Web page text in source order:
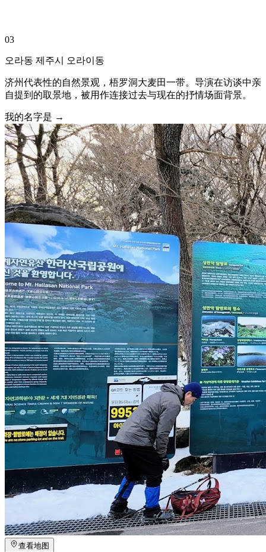
03
오라동 제주시 오라이동
济州代表性的自然景观，梧罗洞大麦田一带。导演在访谈中亲
自提到的取景地，被用作连接过去与现在的抒情场面背景。
我的名字是 →
查看地图